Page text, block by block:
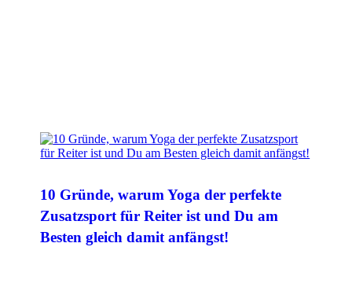
10 Gründe, warum Yoga der perfekte
Zusatzsport für Reiter ist und Du am
Besten gleich damit anfängst!